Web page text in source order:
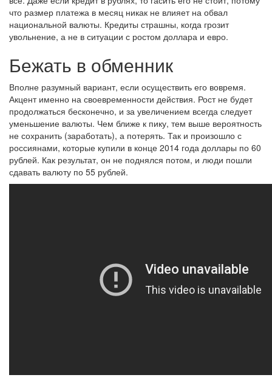
что размер платежа в месяц никак не влияет на обвал
национальной валюты. Кредиты страшны, когда грозит
увольнение, а не в ситуации с ростом доллара и евро.
Бежать в обменник
Вполне разумный вариант, если осуществить его вовремя.
Акцент именно на своевременности действия. Рост не будет
продолжаться бесконечно, и за увеличением всегда следует
уменьшение валюты. Чем ближе к пику, тем выше вероятность
не сохранить (заработать), а потерять. Так и произошло с
россиянами, которые купили в конце 2014 года доллары по 60
рублей. Как результат, он не поднялся потом, и люди пошли
сдавать валюту по 55 рублей.